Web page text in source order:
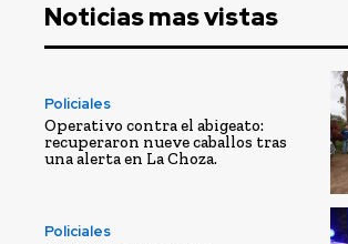
Noticias mas vistas
Policiales
Operativo contra el abigeato:
recuperaron nueve caballos tras
una alerta en La Choza.
Policiales